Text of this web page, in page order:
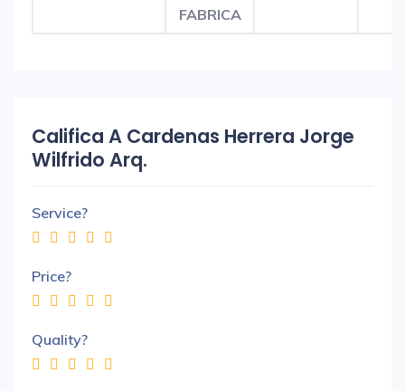
FABRICA
Califica A Cardenas Herrera Jorge
Wilfrido Arq.
Service?
Price?
Quality?